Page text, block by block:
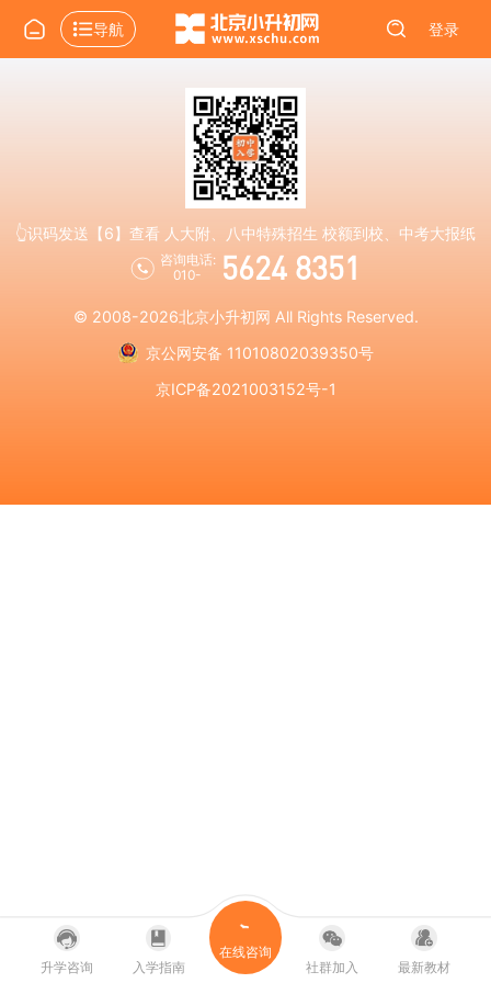
导航 登录
👆识码发送【6】查看 人大附、八中特殊招生 校额到校、中考大报纸
咨询电话:
010-
5624 8351
© 2008-2026北京小升初网 All Rights Reserved.
京公网安备 11010802039350号
京ICP备2021003152号-1
升学咨询 入学指南
在线咨询
社群加入
最新教材